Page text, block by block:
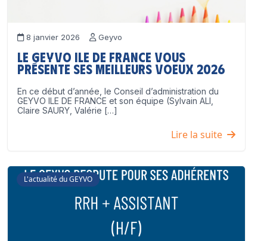
8 janvier 2026 Geyvo
Le GEYVO Ile de France vous
présente ses meilleurs voeux 2026
En ce début d’année, le Conseil d’administration du
GEYVO ILE DE FRANCE et son équipe (Sylvain ALI,
Claire SAURY, Valérie […]
Lire la suite
L'actualité du GEYVO